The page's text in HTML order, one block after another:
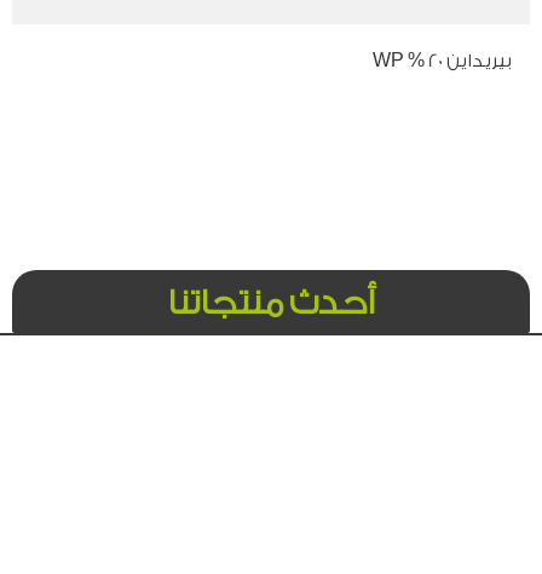
بيريداين 20 % WP
أحدث منتجاتنا